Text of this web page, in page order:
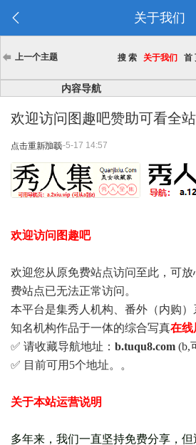
关于我们
上一个主题 搜 索 关于我们 首
内容导航
欢迎访问图趣吧赞助可看全
点击重新加载2025-5-17 14:57
欢迎访问图趣吧
欢迎您从原免费站点访问至此，可
费站点已无法正常访问。
本平台是集秀人机构、番外（内购）
知名机构作品于一体的综合写真在线
✅ 请收藏导航地址： b.tuqu8.com (b,
✅ 目前可用5个地址。。
关于本站运营说明
多年来，我们一直坚持免费分享，